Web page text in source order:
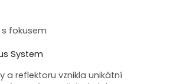
System
a reflektoru vznikla unikátní